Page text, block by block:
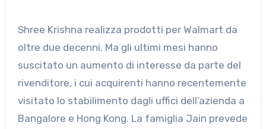
Shree Krishna realizza prodotti per Walmart da
oltre due decenni. Ma gli ultimi mesi hanno
suscitato un aumento di interesse da parte del
rivenditore, i cui acquirenti hanno recentemente
visitato lo stabilimento dagli uffici dell’azienda a
Bangalore e Hong Kong. La famiglia Jain prevede